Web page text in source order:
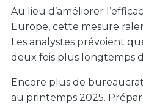
Au lieu d’améliorer
Europe, cette mesure
Les analystes prévoient
deux fois plus longtemps
Encore plus de
au printemps 2025.